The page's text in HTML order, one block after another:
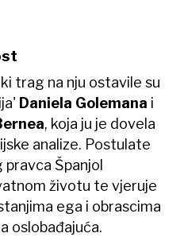
trag na nju ostavile su
Daniela Golemana i
, koja ju je dovela
analize. Postulate
Španjol
životu te vjeruje
ega i obrascima
oslobađajuća.